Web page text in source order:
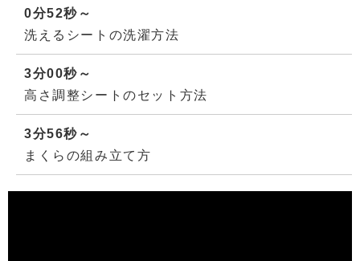
0分52秒～
洗えるシートの洗濯方法
3分00秒～
高さ調整シートのセット方法
3分56秒～
まくらの組み立て方